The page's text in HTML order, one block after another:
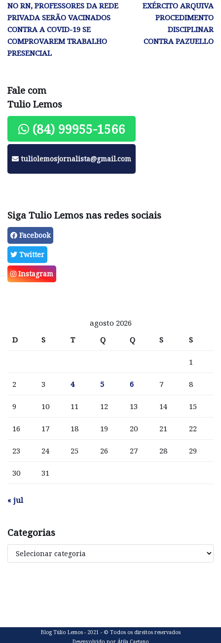
NO RN, PROFESSORES DA REDE
PRIVADA SERÃO VACINADOS
CONTRA A COVID-19 SE
COMPROVAREM TRABALHO
PRESENCIAL
EXÉRCITO ARQUIVA
PROCEDIMENTO
DISCIPLINAR
CONTRA PAZUELLO
Fale com
Tulio Lemos
(84) 99955-1566
tuliolemosjornalista@gmail.com
Siga Tulio Lemos nas redes sociais
Facebook
Twitter
Instagram
agosto 2026
D
S T Q Q S S
1
2 3 4 5 6 7 8
9 10 11 12 13 14 15
16 17 18 19 20 21 22
23 24 25 26 27 28 29
30 31
« jul
Categorias
Blog Túlio Lemos - 2021 - © Todos os direitos reservados